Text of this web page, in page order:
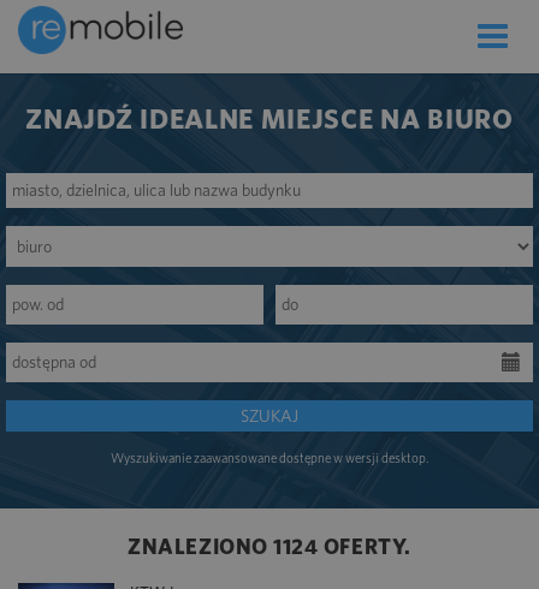
Toggle
ZNAJDŹ IDEALNE MIEJSCE NA BIURO
SZUKAJ
Wyszukiwanie zaawansowane dostępne w wersji desktop.
ZNALEZIONO 1124 OFERTY.